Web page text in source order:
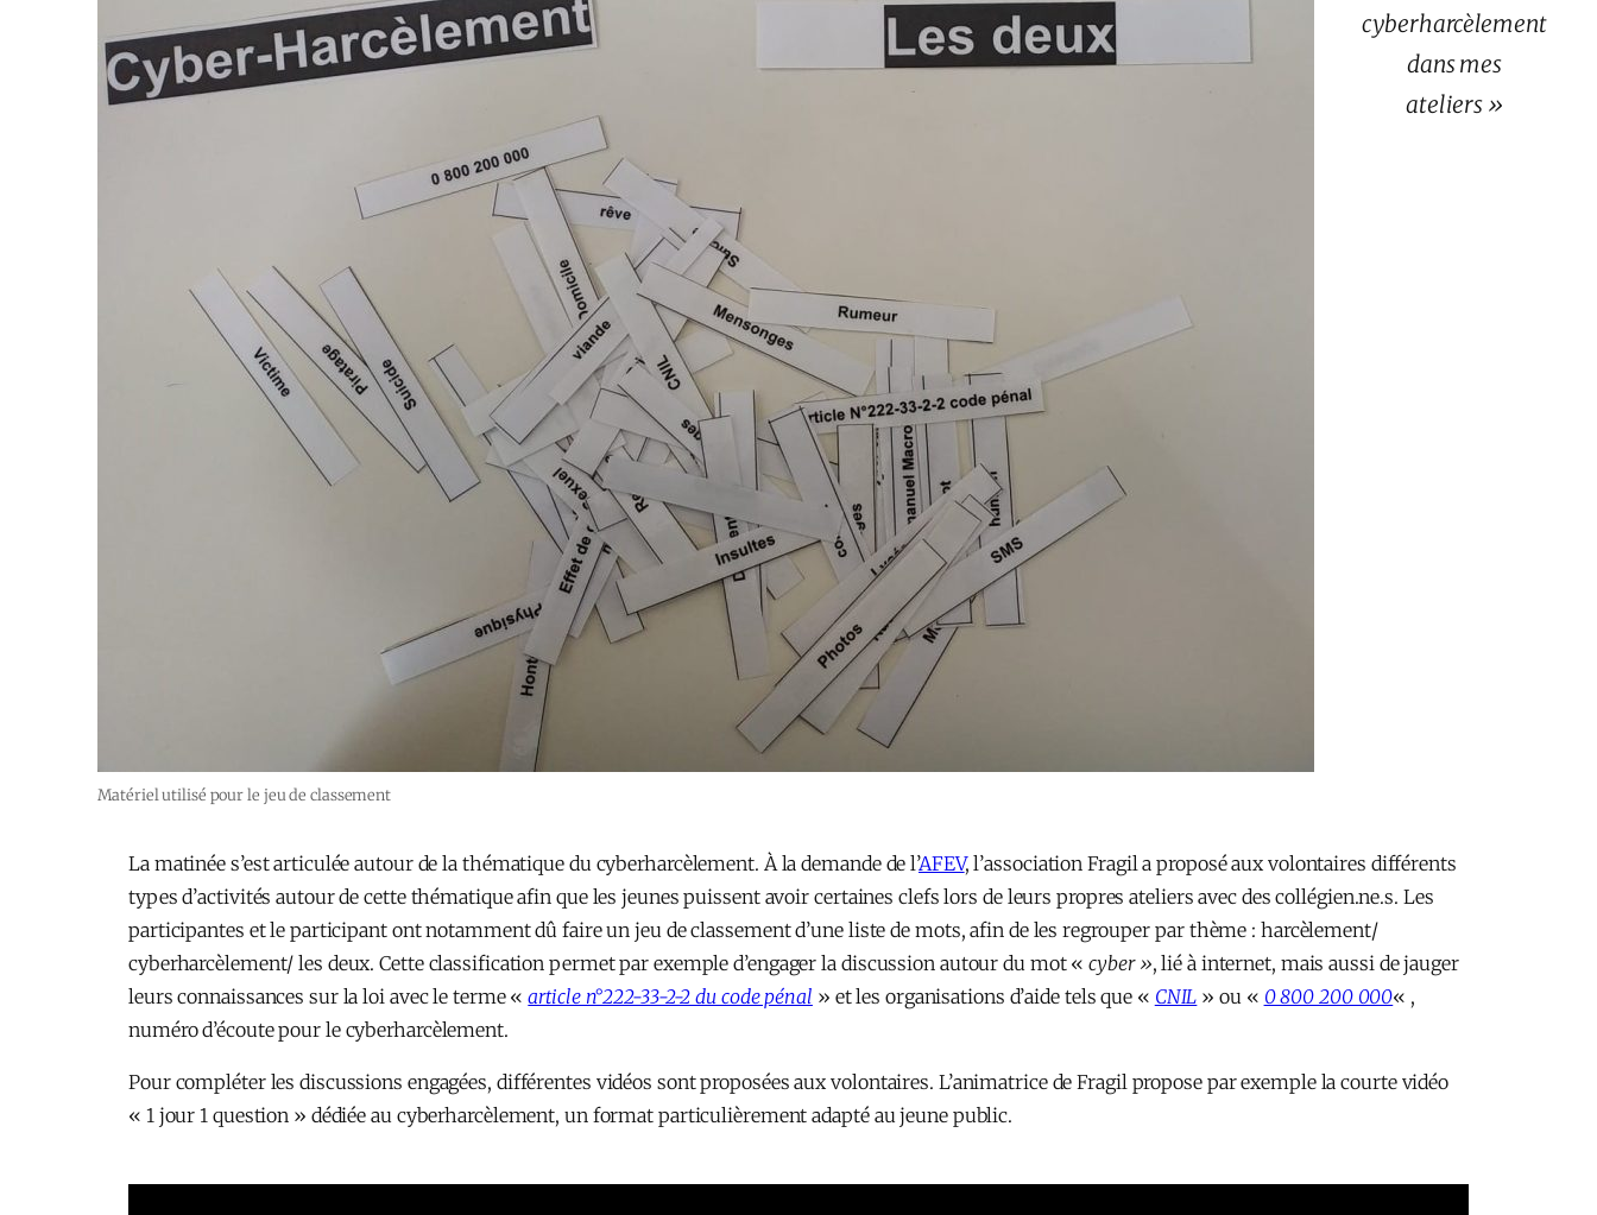
Matériel utilisé pour le jeu de classement
cyberharcèlement
dans mes
ateliers »
La matinée s’est articulée autour de la thématique du cyberharcèlement. À la demande de l’AFEV, l’association Fragil a proposé aux volontaires différents
types d’activités autour de cette thématique afin que les jeunes puissent avoir certaines clefs lors de leurs propres ateliers avec des collégien.ne.s. Les
participantes et le participant ont notamment dû faire un jeu de classement d’une liste de mots, afin de les regrouper par thème : harcèlement/
cyberharcèlement/ les deux. Cette classification permet par exemple d’engager la discussion autour du mot «cyber », lié à internet, mais aussi de jauger
leurs connaissances sur la loi avec le terme «article n°222-33-2-2 du code pénal » et les organisations d’aide tels que « CNIL » ou « 0 800 200 000« ,
numéro d’écoute pour le cyberharcèlement.
Pour compléter les discussions engagées, différentes vidéos sont proposées aux volontaires. L’animatrice de Fragil propose par exemple la courte vidéo
« 1 jour 1 question » dédiée au cyberharcèlement, un format particulièrement adapté au jeune public.